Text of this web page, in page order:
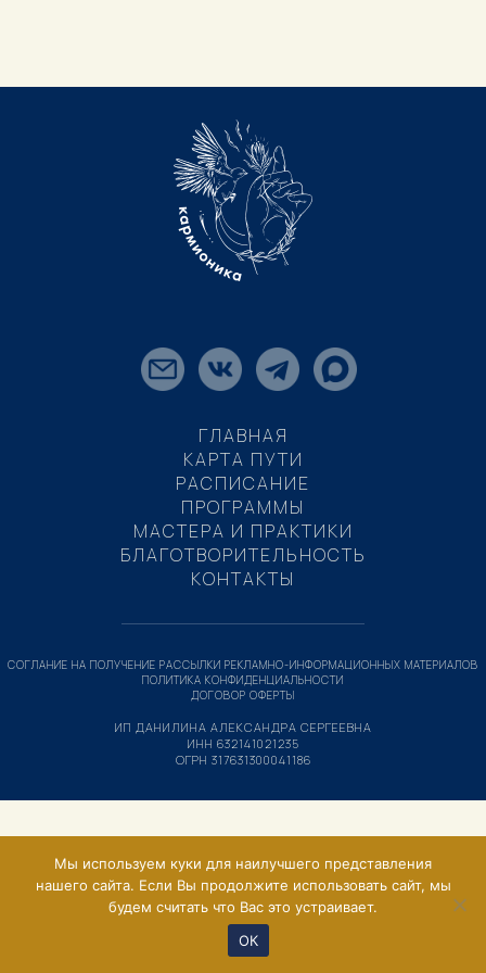
ГЛАВНАЯ
КАРТА ПУТИ
РАСПИСАНИЕ
ПРОГРАММЫ
МАСТЕРА И ПРАКТИКИ
БЛАГОТВОРИТЕЛЬНОСТЬ
КОНТАКТЫ
ИП ДАНИЛИНА АЛЕКСАНДРА СЕРГЕЕВНА
ИНН 632141021235
ОГРН 317631300041186
СОГЛАНИЕ НА ПОЛУЧЕНИЕ РАССЫЛКИ РЕКЛАМНО-ИНФОРМАЦИОННЫХ МАТЕРИАЛОВ
ПОЛИТИКА КОНФИДЕНЦИАЛЬНОСТИ
ДОГОВОР ОФЕРТЫ
Мы используем куки для наилучшего представления
нашего сайта. Если Вы продолжите использовать сайт, мы
будем считать что Вас это устраивает.
ОК